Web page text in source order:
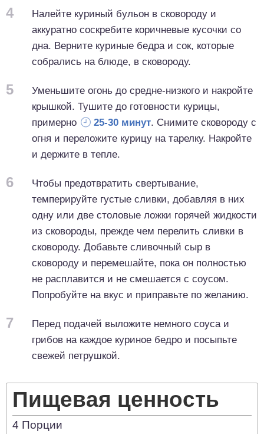
4
Налейте куриный бульон в сковороду и
аккуратно соскребите коричневые кусочки со
дна. Верните куриные бедра и сок, которые
собрались на блюде, в сковороду.
5
Уменьшите огонь до средне-низкого и накройте
крышкой. Тушите до готовности курицы,
примерно
25-30 минут. Снимите сковороду с
огня и переложите курицу на тарелку. Накройте
и держите в тепле.
6
Чтобы предотвратить свертывание,
темперируйте густые сливки, добавляя в них
одну или две столовые ложки горячей жидкости
из сковороды, прежде чем перелить сливки в
сковороду. Добавьте сливочный сыр в
сковороду и перемешайте, пока он полностью
не расплавится и не смешается с соусом.
Попробуйте на вкус и приправьте по желанию.
7
Перед подачей выложите немного соуса и
грибов на каждое куриное бедро и посыпьте
свежей петрушкой.
Пищевая ценность
4 Порции